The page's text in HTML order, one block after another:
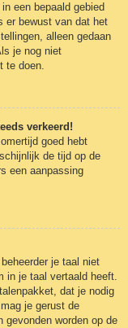
een bepaald gebied
er bewust van dat het
alleen gedaan
je nog niet
te doen.
verkeerd!
goed hebt
de tijd op de
een aanpassing
je taal niet
in je taal vertaald heeft.
dat je nodig
je gerust de
gevonden worden op de